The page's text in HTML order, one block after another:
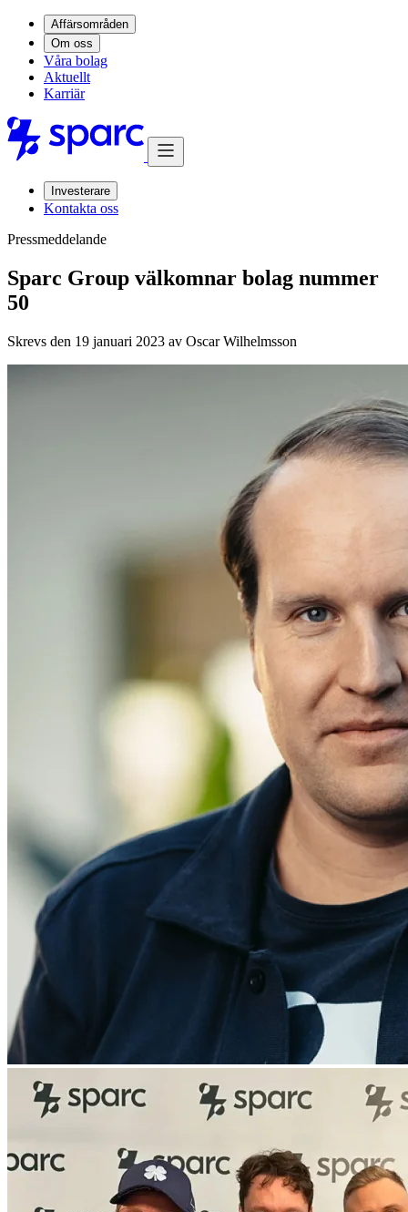
Affärsområden
Om oss
Våra bolag
Aktuellt
Karriär
Investerare
Kontakta oss
Pressmeddelande
Sparc Group välkomnar bolag nummer
50
Skrevs den 19 januari 2023 av Oscar Wilhelmsson